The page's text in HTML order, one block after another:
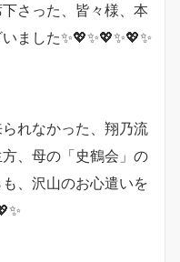
さった、皆々様、本
ました✨💖✨💖✨💖✨
れなかった、翔乃流
、母の「史鶴会」の
、沢山のお心遣いを